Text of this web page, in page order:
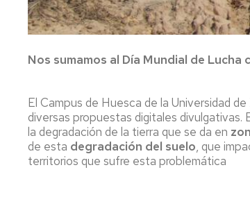
Servicio
de
Mantenimiento
Conserjería
interno
Unizar
Otros
servicios
en
Nos sumamos al Día Mundial de
El Campus de Huesca de la Universidad
diversas propuestas digitales divulgativas.
la degradación de la tierra que se da en
de esta degradación del suelo, que
territorios que sufre esta problemática